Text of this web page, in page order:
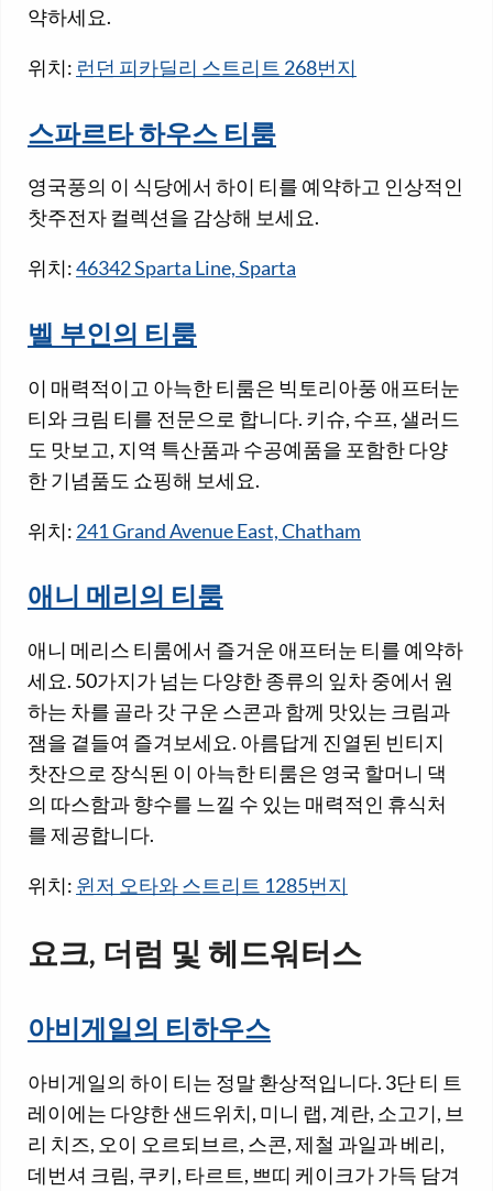
약하세요.
위치: 런던 피카딜리 스트리트 268번지
스파르타 하우스 티룸
영국풍의 이 식당에서 하이 티를 예약하고 인상적인
찻주전자 컬렉션을 감상해 보세요.
위치:46342 Sparta Line, Sparta
벨 부인의 티룸
이 매력적이고 아늑한 티룸은 빅토리아풍 애프터눈
티와 크림 티를 전문으로 합니다. 키슈, 수프, 샐러드
도 맛보고, 지역 특산품과 수공예품을 포함한 다양
한 기념품도 쇼핑해 보세요.
위치: 241 Grand Avenue East, Chatham
애니 메리의 티룸
애니 메리스 티룸에서 즐거운 애프터눈 티를 예약하
세요. 50가지가 넘는 다양한 종류의 잎차 중에서 원
하는 차를 골라 갓 구운 스콘과 함께 맛있는 크림과
잼을 곁들여 즐겨보세요. 아름답게 진열된 빈티지
찻잔으로 장식된 이 아늑한 티룸은 영국 할머니 댁
의 따스함과 향수를 느낄 수 있는 매력적인 휴식처
를 제공합니다.
위치: 윈저 오타와 스트리트 1285번지
요크, 더럼 및 헤드워터스
아비게일의 티하우스
아비게일의 하이 티는 정말 환상적입니다. 3단 티 트
레이에는 다양한 샌드위치, 미니 랩, 계란, 소고기, 브
리 치즈, 오이 오르되브르, 스콘, 제철 과일과 베리,
데번셔 크림, 쿠키, 타르트, 쁘띠 케이크가 가득 담겨